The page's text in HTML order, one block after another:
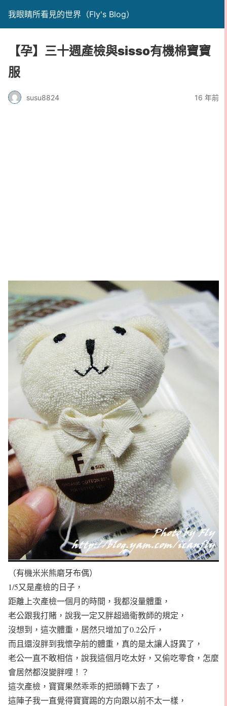
我眼睛所看見的世界（Fly's Blog）
【孕】三十週產檢與sisso有機棉寶寶
服
susu8824 16 年前
（有機米米熊磨牙布偶）
1/5又是產檢的日子，
距離上次產檢一個月的時間，我都沒量體重，
老公跟我打賭，說我一定又胖超過衛教師的規定，
沒想到，這次體重，居然只增加了0.2公斤，
而且還沒胖到我懷孕前的體重，真的是太讓人訝異了，
老公一直不敢相信，說我這個月吃太好，又偷吃零食，怎麼
會居然都沒變胖哩！？
這次產檢，寶寶果然乖乖的把頭轉下去了，
這陣子我一直覺得寶寶踢的方向跟以前不太一樣，